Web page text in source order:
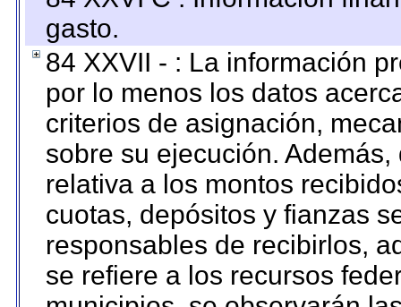
gasto.
84 XXVII - : La información
por lo menos los datos
criterios de asignación,
sobre su ejecución.
relativa a los montos
cuotas, depósitos y fianzas
responsables de recibirlos,
se refiere a los recursos